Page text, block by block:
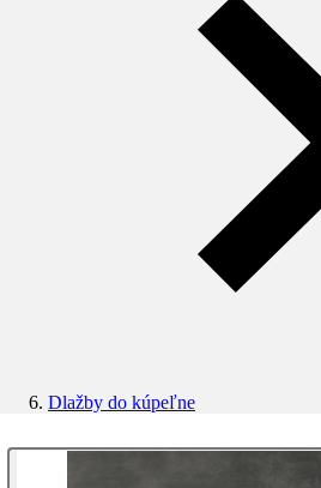
Dlažby do kúpeľne